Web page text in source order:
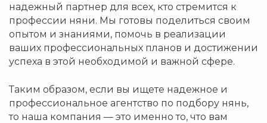
надежный партнер для всех, кто стремится к
профессии няни. Мы готовы поделиться своим
опытом и знаниями, помочь в реализации
ваших профессиональных планов и достижении
успеха в этой необходимой и важной сфере.
Таким образом, если вы ищете надежное и
профессиональное агентство по подбору нянь,
то наша компания — это именно то, что вам